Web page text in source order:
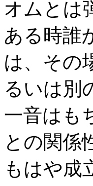
オムとは
ある時誰
は、その
るいは別
一音はも
との関係
もはや成